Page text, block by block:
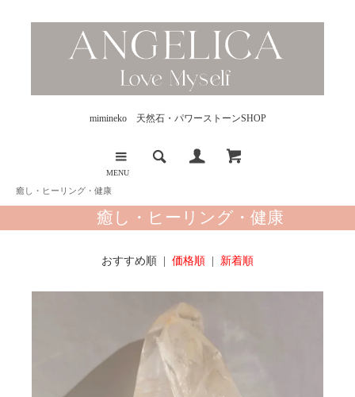
mimineko 天然石・パワーストーンSHOP
MENU
癒し・ヒーリング・健康
癒し・ヒーリング・健康
おすすめ順 | 価格順 新着順